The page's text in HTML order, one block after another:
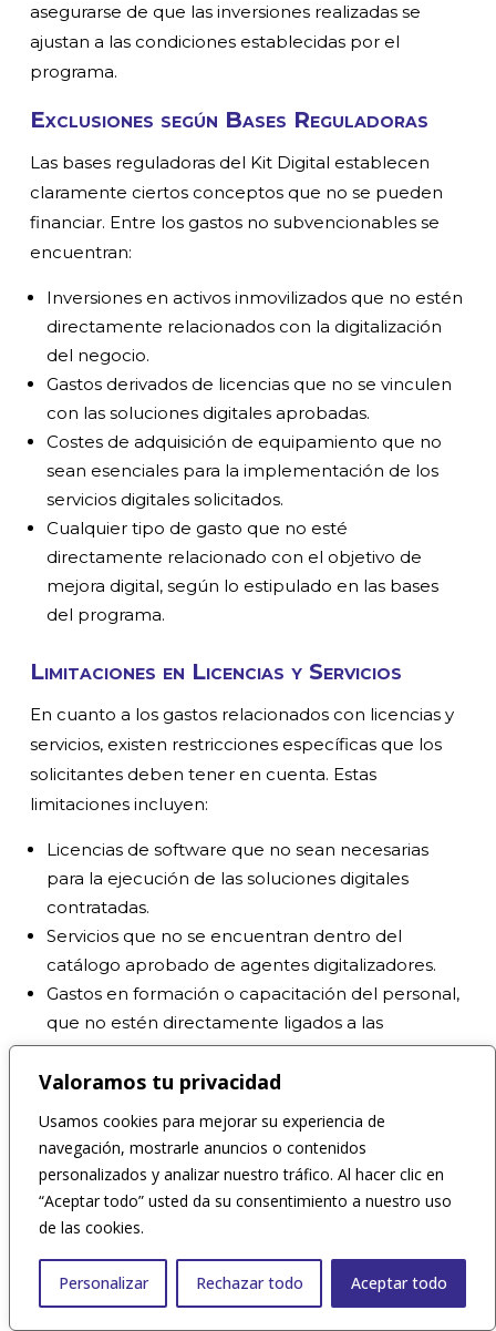
Valoramos tu privacidad
Usamos cookies para mejorar su experiencia de
navegación, mostrarle anuncios o contenidos
personalizados y analizar nuestro tráfico. Al hacer clic en
“Aceptar todo” usted da su consentimiento a nuestro uso
de las cookies.
Personalizar Rechazar todo Aceptar todo
asegurarse de que las inversiones realizadas se
ajustan a las condiciones establecidas por el
programa.
Exclusiones según Bases Reguladoras
Las bases reguladoras del Kit Digital establecen
claramente ciertos conceptos que no se pueden
financiar. Entre los gastos no subvencionables se
encuentran:
Inversiones en activos inmovilizados que no estén
directamente relacionados con la digitalización
del negocio.
Gastos derivados de licencias que no se vinculen
con las soluciones digitales aprobadas.
Costes de adquisición de equipamiento que no
sean esenciales para la implementación de los
servicios digitales solicitados.
Cualquier tipo de gasto que no esté
directamente relacionado con el objetivo de
mejora digital, según lo estipulado en las bases
del programa.
Limitaciones en Licencias y Servicios
En cuanto a los gastos relacionados con licencias y
servicios, existen restricciones específicas que los
solicitantes deben tener en cuenta. Estas
limitaciones incluyen:
Licencias de software que no sean necesarias
para la ejecución de las soluciones digitales
contratadas.
Servicios que no se encuentran dentro del
catálogo aprobado de agentes digitalizadores.
Gastos en formación o capacitación del personal,
que no estén directamente ligados a las
herramientas adquiridas a través del bono digital.
registro claro de los gastos y consulten las bases
del programa para garantizar que sus solicitudes
cumplan con todos los criterios establecidos. De
este modo, se optimiza el uso del bono digital y se
evita cualquier contratiempo durante el proceso de
evaluación.